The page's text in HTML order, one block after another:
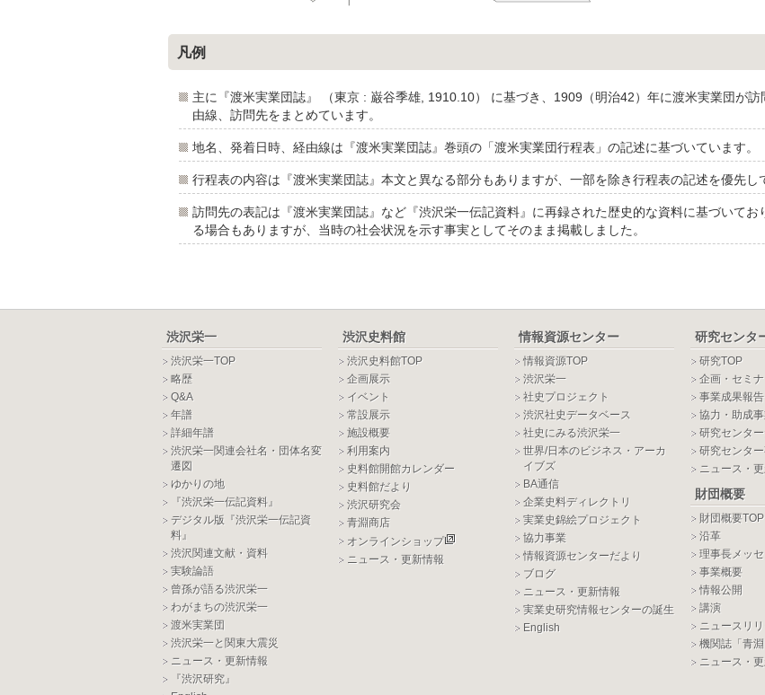
凡例
主に『渡米実業団誌』 （東京 : 巌谷季雄, 1910.10） に基づき、1909（明治42）年に渡米実業団が
由線、訪問先をまとめています。
地名、発着日時、経由線は『渡米実業団誌』巻頭の「渡米実業団行程表」の記述に基づいています。
行程表の内容は『渡米実業団誌』本文と異なる部分もありますが、一部を除き行程表の記述を優先し
訪問先の表記は『渡米実業団誌』など『渋沢栄一伝記資料』に再録された歴史的な資料に基づいて
る場合もありますが、当時の社会状況を示す事実としてそのまま掲載しました。
渋沢栄一
渋沢栄一TOP
略歴
Q&A
年譜
詳細年譜
渋沢栄一関連会社名・団体名変
遷図
ゆかりの地
『渋沢栄一伝記資料』
デジタル版『渋沢栄一伝記資
料』
渋沢関連文献・資料
実験論語
曾孫が語る渋沢栄一
わがまちの渋沢栄一
渡米実業団
渋沢栄一と関東大震災
ニュース・更新情報
『渋沢研究』
渋沢史料館
渋沢史料館TOP
企画展示
イベント
常設展示
施設概要
利用案内
史料館開館カレンダー
史料館だより
渋沢研究会
青淵商店
オンラインショップ
ニュース・更新情報
情報資源センター
情報資源TOP
渋沢栄一
社史プロジェクト
渋沢社史データベース
社史にみる渋沢栄一
世界/日本のビジネス・アーカ
イブズ
BA通信
企業史料ディレクトリ
実業史錦絵プロジェクト
協力事業
情報資源センターだより
ブログ
ニュース・更新情報
実業史研究情報センターの誕生
English
研究センタ
研究TOP
企画・セミ
事業成果報告
協力・助成
研究センタ
研究センタ
ニュース・
財団概要
財団概要TOP
沿革
理事長メッ
事業概要
情報公開
講演
ニュースリ
機関誌「青淵
ニュース・